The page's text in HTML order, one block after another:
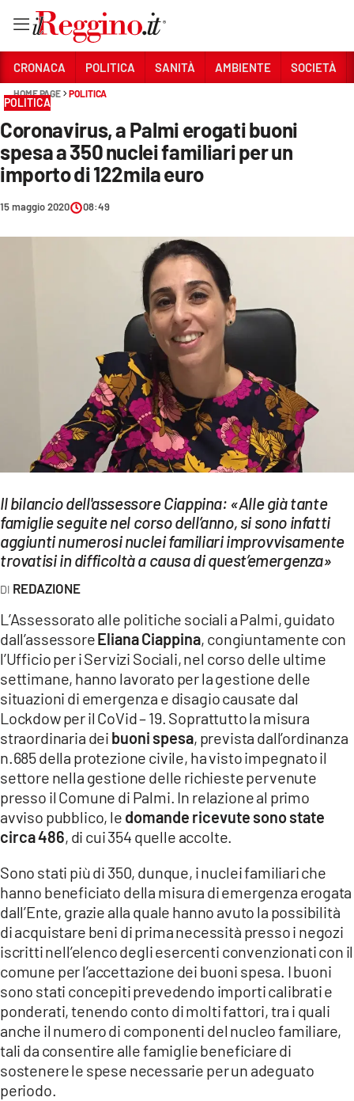
Sezioni
CRONACA
POLITICA
SANITÀ
AMBIENTE
ECONOMIA E LAVORO
Streaming
LAC NETWORK
LAC ONAIR
LaC
LACPLAY.IT
LACTV.IT
LACONAIR.IT
LACITYMAG.IT
ILREGGINO.IT
COSENZACHANNEL.IT
ILVIBONESE.IT
CATANZAROCHANNEL.IT
LACAPITALENEWS.IT
App
ANDROID
APPLE
CRONACA POLITICA SANITÀ AMBIENTE SOCIETÀ
HOME PAGE POLITICA
POLITICA
Coronavirus, a Palmi erogati buoni
spesa a 350 nuclei familiari per un
importo di 122mila euro
15 maggio 2020 08:49
Il bilancio dell'assessore Ciappina: «Alle già tante
famiglie seguite nel corso dell’anno, si sono infatti
aggiunti numerosi nuclei familiari improvvisamente
trovatisi in difficoltà a causa di quest’emergenza»
REDAZIONE
L’Assessorato alle politiche sociali a Palmi, guidato
dall’assessoreEliana Ciappina, congiuntamente con
l’Ufficio per i Servizi Sociali, nel corso delle ultime
settimane, hanno lavorato per la gestione delle
situazioni di emergenza e disagio causate dal
Lockdow per il CoVid – 19. Soprattutto la misura
straordinaria dei buoni spesa, prevista dall’ordinanza
n.685 della protezione civile, ha visto impegnato il
settore nella gestione delle richieste pervenute
presso il Comune di Palmi. In relazione al primo
avviso pubblico, le domande ricevute sono state
circa 486, di cui 354 quelle accolte.
Sono stati più di 350, dunque, i nuclei familiari che
hanno beneficiato della misura di emergenza erogata
dall’Ente, grazie alla quale hanno avuto la possibilità
di acquistare beni di prima necessità presso i negozi
iscritti nell’elenco degli esercenti convenzionati con il
comune per l’accettazione dei buoni spesa. I buoni
sono stati concepiti prevedendo importi calibrati e
ponderati, tenendo conto di molti fattori, tra i quali
anche il numero di componenti del nucleo familiare,
tali da consentire alle famiglie beneficiare di
sostenere le spese necessarie per un adeguato
periodo.